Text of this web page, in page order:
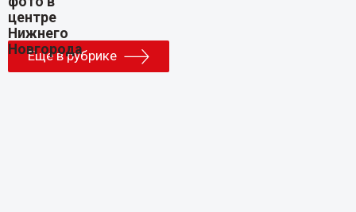
Еще в рубрике